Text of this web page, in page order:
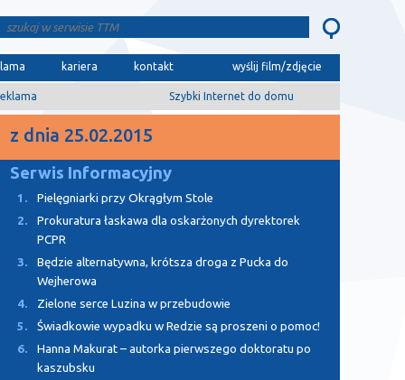
kariera kontakt wyślij film/zdjęcie
Szybki Internet do domu
z dnia 25.02.2015
Serwis Informacyjny
1.
Pielęgniarki przy Okrągłym Stole
2.
Prokuratura łaskawa dla oskarżonych dyrektorek
PCPR
3.
Będzie alternatywna, krótsza droga z Pucka do
Wejherowa
4.
Zielone serce Luzina w przebudowie
5.
Świadkowie wypadku w Redzie są proszeni o pomoc!
6.
Hanna Makurat – autorka pierwszego doktoratu po
kaszubsku